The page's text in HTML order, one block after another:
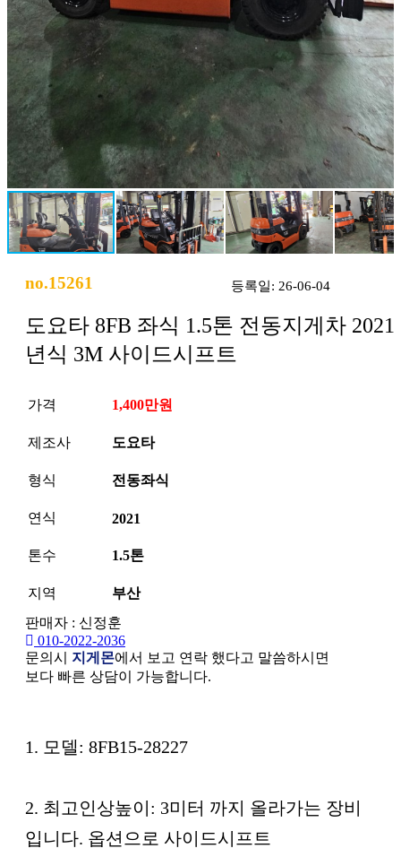
no.15261 등록일: 26-06-04
도요타 8FB 좌식 1.5톤 전동지게차 2021
년식 3M 사이드시프트
가격 1,400만원
제조사 도요타
형식 전동좌식
연식 2021
톤수 1.5톤
지역
부산
판매자 : 신정훈
010-2022-2036
문의시 지게몬에서 보고 연락 했다고 말씀하시면
보다 빠른 상담이 가능합니다.
본문
1. 모델: 8FB15-28227
2. 최고인상높이: 3미터 까지 올라가는 장비
입니다. 옵션으로 사이드시프트